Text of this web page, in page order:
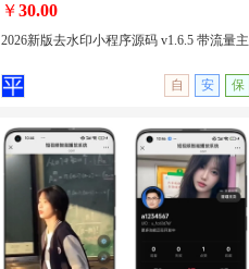
2026新版去水印小程序源码 v1.6.5 带流
￥30.00
2026新版去水印小程序源码 v1.6.5 带流量主
自 安 保